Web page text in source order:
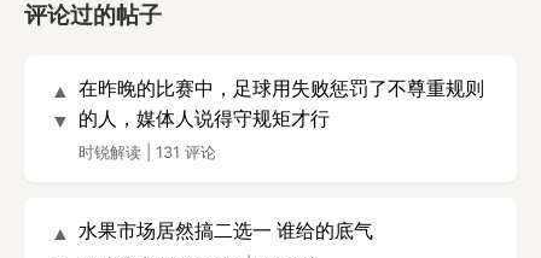
评论过的帖子
▲
▼
在昨晚的比赛中，足球用失败惩罚了不尊重规则
的人，媒体人说得守规矩才行
时锐解读 131 评论
▲
水果市场居然搞二选一 谁给的底气